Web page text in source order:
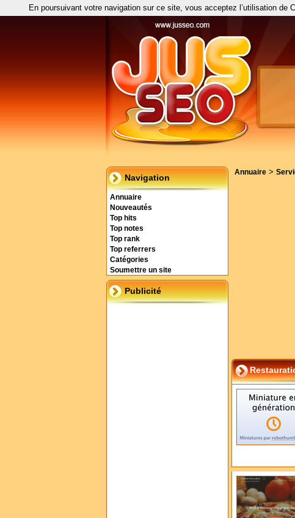
Navigation
Annuaire
Nouveautés
Top hits
Top notes
Top rank
Top referrers
Catégories
Soumettre un site
Publicité
Annuaire >
En poursuivant votre navigation sur ce site, vous acceptez l’utilisation